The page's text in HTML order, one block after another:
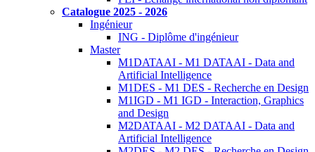
Catalogue 2025 - 2026
Ingénieur
ING - Diplôme d'ingénieur
Master
M1DATAAI - M1 DATAAI - Data and
Artificial Intelligence
M1DES - M1 DES - Recherche en Design
M1IGD - M1 IGD - Interaction, Graphics
and Design
M2DATAAI - M2 DATAAI - Data and
Artificial Intelligence